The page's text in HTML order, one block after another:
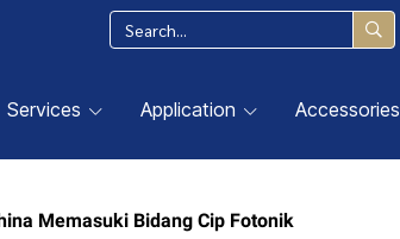
Services Application Accessories
Memasuki Bidang Cip Fotonik